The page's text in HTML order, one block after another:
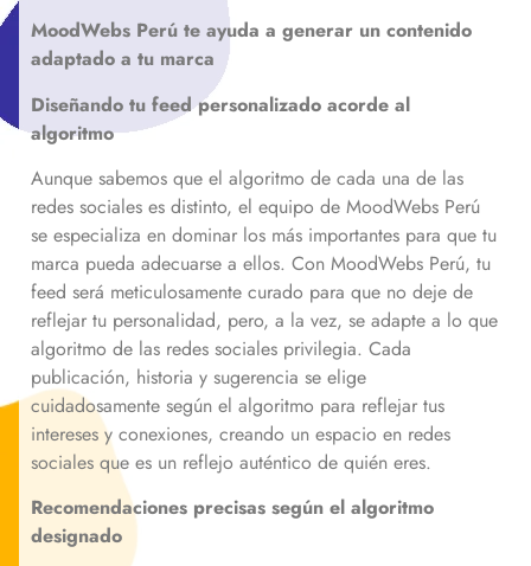
MoodWebs Perú te ayuda a generar un contenido
adaptado a tu marca
Diseñando tu feed personalizado acorde al
algoritmo
Aunque sabemos que el algoritmo de cada una de las
redes sociales es distinto, el equipo de MoodWebs Perú
se especializa en dominar los más importantes para que tu
marca pueda adecuarse a ellos. Con MoodWebs Perú, tu
feed será meticulosamente curado para que no deje de
reflejar tu personalidad, pero, a la vez, se adapte a lo que
algoritmo de las redes sociales privilegia. Cada
publicación, historia y sugerencia se elige
cuidadosamente según el algoritmo para reflejar tus
intereses y conexiones, creando un espacio en redes
sociales que es un reflejo auténtico de quién eres.
Recomendaciones precisas según el algoritmo
designado